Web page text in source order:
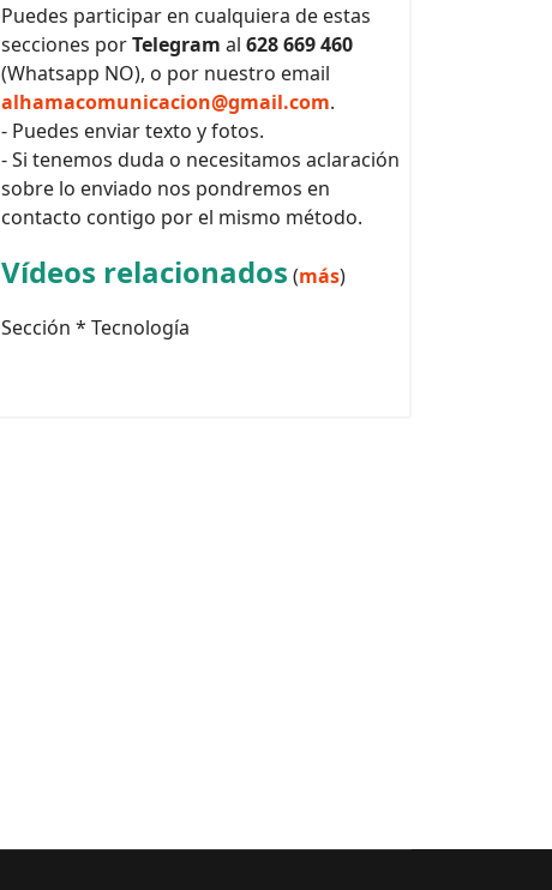
Puedes participar en cualquiera de estas
secciones porTelegram al 628 669 460
(Whatsapp NO), o por nuestro email
alhamacomunicacion@gmail.com.
- Puedes enviar texto y fotos.
- Si tenemos duda o necesitamos aclaración
sobre lo enviado nos pondremos en
contacto contigo por el mismo método.
Vídeos relacionados (más)
Sección * Tecnología